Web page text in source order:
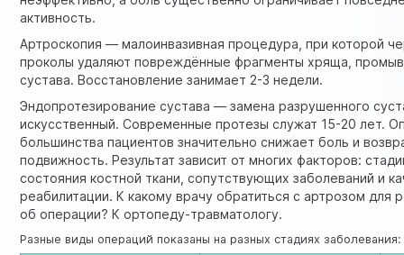
активность.
Артроскопия — малоинвазивная процедура, при которой
проколы удаляют повреждённые фрагменты хряща,
сустава. Восстановление занимает 2-3 недели.
Эндопротезирование сустава — замена разрушенного
искусственный. Современные протезы служат 15-20 лет.
большинства пациентов значительно снижает боль и
подвижность. Результат зависит от многих факторов:
состояния костной ткани, сопутствующих заболеваний и
реабилитации. К какому врачу обратиться с артрозом для
об операции? К ортопеду-травматологу.
Разные виды операций показаны на разных стадиях заболевания: